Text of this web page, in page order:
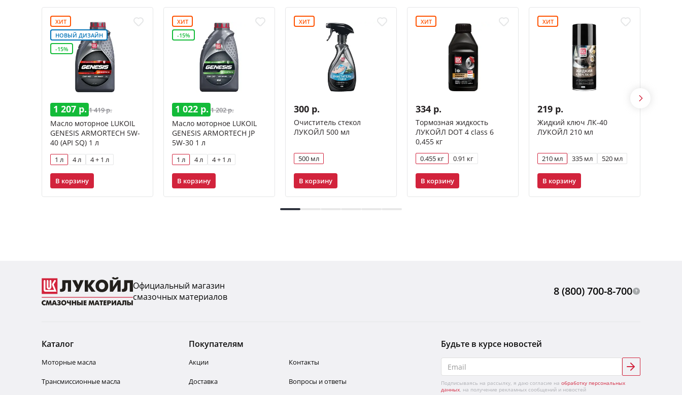
ХИТ
НОВЫЙ ДИЗАЙН
-15%
1 207 р. 1 419 р.
Масло моторное LUKOIL
GENESIS ARMORTECH 5W-
40 (API SQ) 1 л
1 л 4 л 4 + 1 л
В корзину
ХИТ
-15%
1 022 р. 1 202 р.
Масло моторное LUKOIL
GENESIS ARMORTECH JP
5W-30 1 л
1 л 4 л 4 + 1 л
В корзину
ХИТ
300 р.
Очиститель стекол
ЛУКОЙЛ 500 мл
500 мл
В корзину
ХИТ
334 р.
Тормозная жидкость
ЛУКОЙЛ DOT 4 class 6
0,455 кг
0.455 кг 0.91 кг
В корзину
ХИТ
219 р.
Жидкий ключ ЛК-40
ЛУКОЙЛ 210 мл
210 мл 335 мл 520 мл
В корзину
Официальный магазин
смазочных материалов
8 (800) 700-8-700
Каталог
Моторные масла
Трансмиссионные масла
Покупателям
Акции
Доставка
Контакты
Вопросы и ответы
Будьте в курсе новостей
Подписываясь на рассылку, я даю согласие на обработку персональных
данных, на получение рекламных сообщений и новостей